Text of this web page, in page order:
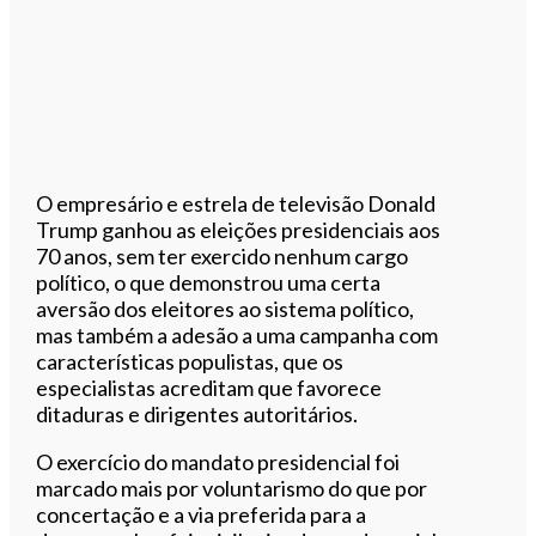
O empresário e estrela de televisão Donald
Trump ganhou as eleições presidenciais aos
70 anos, sem ter exercido nenhum cargo
político, o que demonstrou uma certa
aversão dos eleitores ao sistema político,
mas também a adesão a uma campanha com
características populistas, que os
especialistas acreditam que favorece
ditaduras e dirigentes autoritários.
O exercício do mandato presidencial foi
marcado mais por voluntarismo do que por
concertação e a via preferida para a